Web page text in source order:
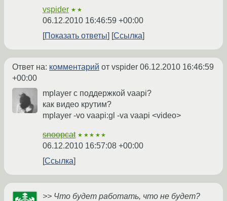
vspider ★★
06.12.2010 16:46:59 +00:00
Показать ответы
Ссылка
Ответ на: комментарий от vspider 06.12.2010 16:46:59
+00:00
mplayer с поддержкой vaapi?
как видео крутим?
mplayer -vo vaapi:gl -va vaapi <video>
snoopcat ★★★★★
06.12.2010 16:57:08 +00:00
Ссылка
>> Что будет работать, что не будет?